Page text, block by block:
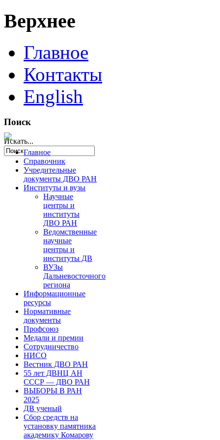
Верхнее
Главное
Контакты
English
Поиск
Искать...
Главное
Справочник
Учредительные
документы ДВО РАН
Институты и вузы
Научные
центры и
институты
ДВО РАН
Ведомственные
научные
центры и
институты ДВ
ВУЗы
Дальневосточного
региона
Информационные
ресурсы
Нормативные
документы
Профсоюз
Медали и премии
Сотрудничество
НИСО
Вестник ДВО РАН
55 лет ДВНЦ АН
СССР — ДВО РАН
ВЫБОРЫ В РАН
2025
ДВ ученый
Сбор средств на
установку памятника
академику Комарову